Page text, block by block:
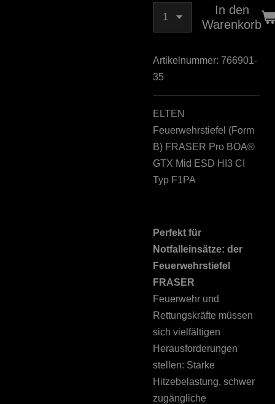
In den
Warenkorb
Artikelnummer: 766901-
35
ELTEN
Feuerwehrstiefel (Form
B) FRASER Pro BOA®
GTX Mid ESD HI3 CI
Typ F1PA
Perfekt für
Notfalleinsätze: der
Feuerwehrstiefel
FRASER
Feuerwehr und
Rettungskräfte müssen
sich vielfältigen
Herausforderungen
stellen: Starke
Hitzebelastung, schwer
zugängliche